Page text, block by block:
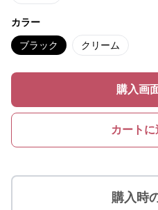
カラー
ブラック クリーム
購入画
カート
購入時